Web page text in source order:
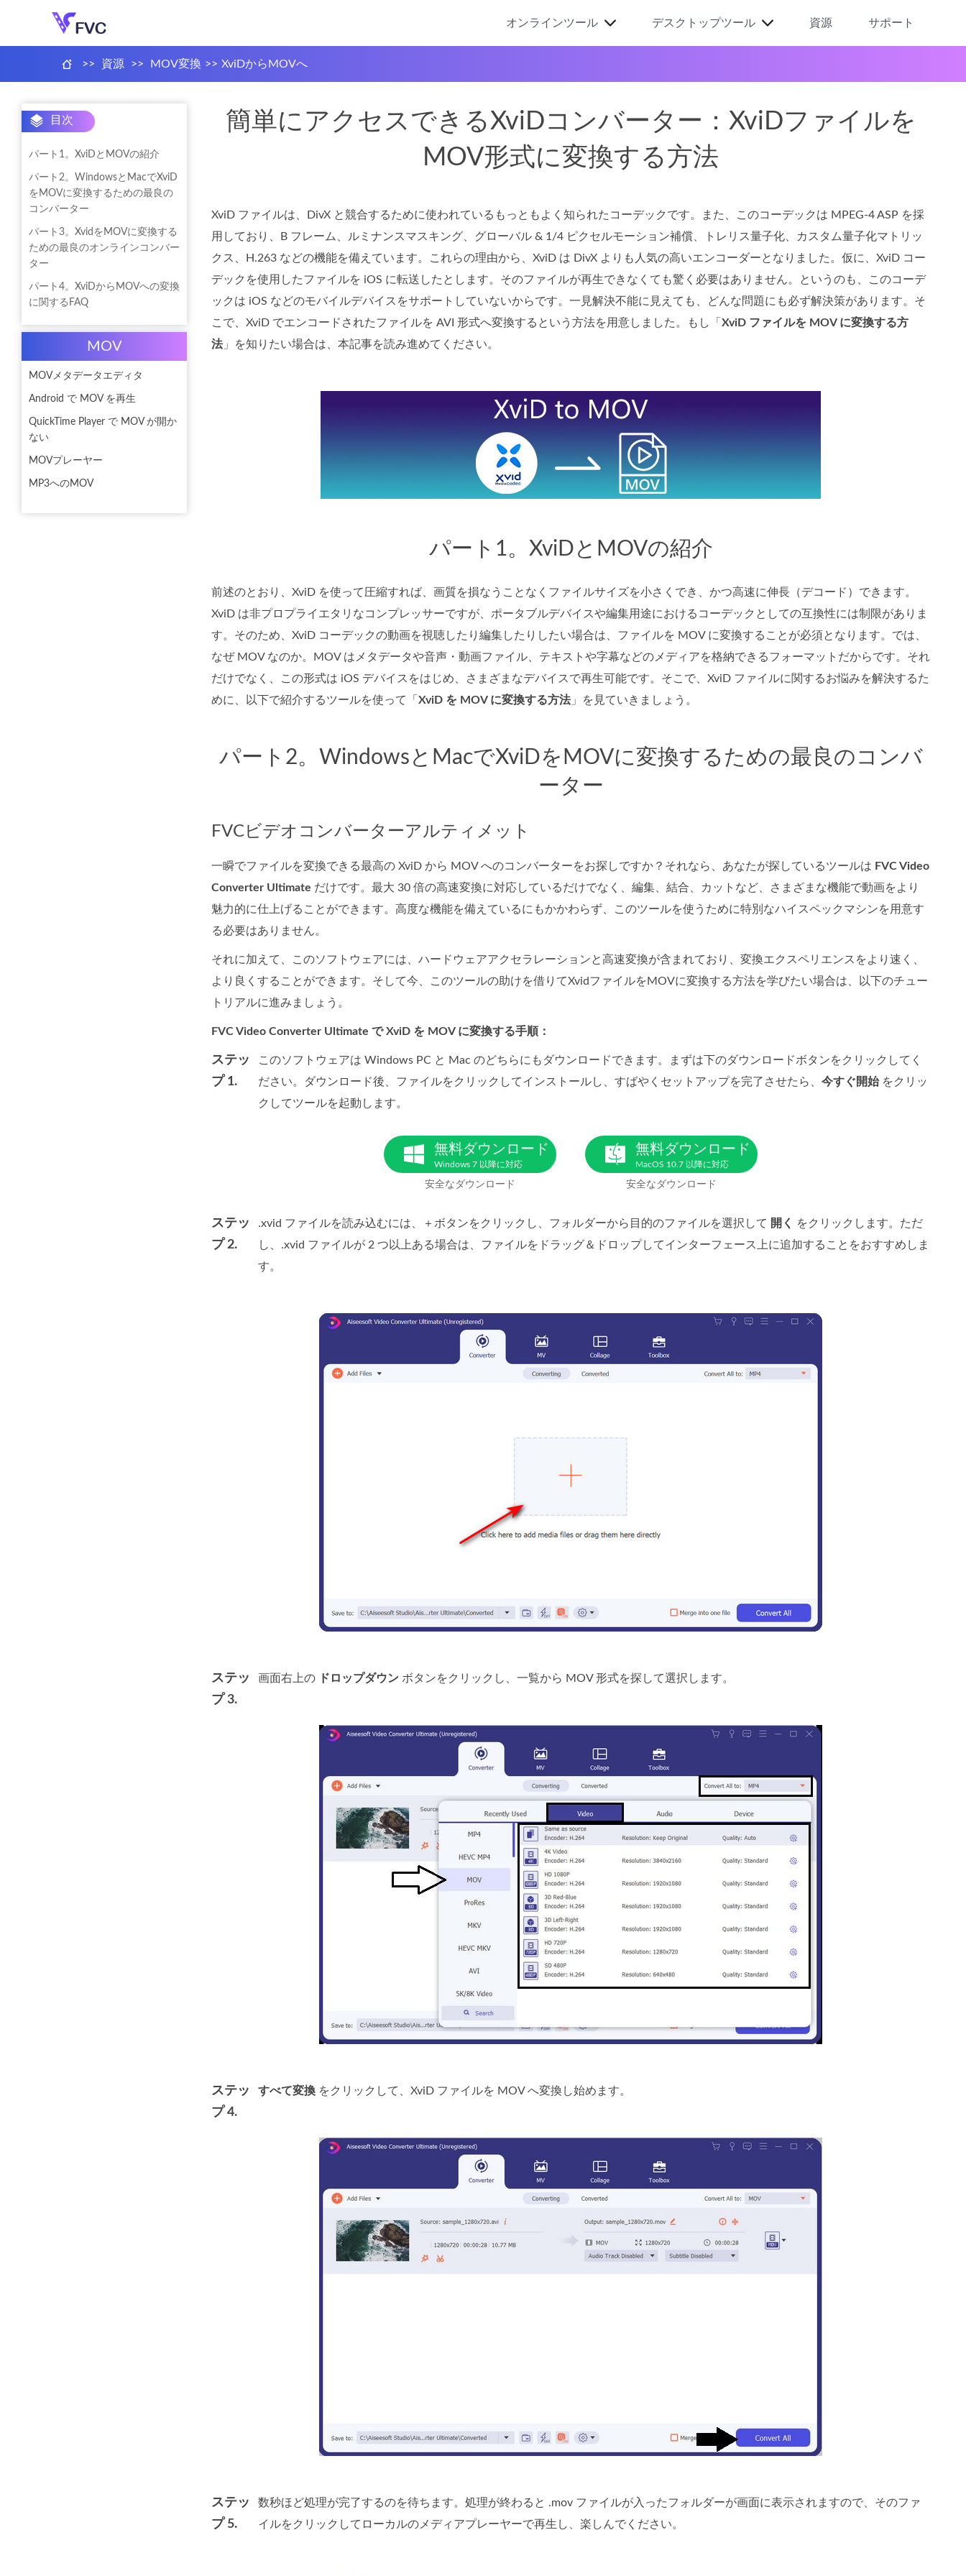
オンラインツール デスクトップツール 資源 サポート
>> 資源 >> MOV変換 >> XviDからMOVへ
目次
パート1。XviDとMOVの紹介
パート2。WindowsとMacでXviD
をMOVに変換するための最良の
コンバーター
パート3。XvidをMOVに変換する
ための最良のオンラインコンバー
ター
パート4。XviDからMOVへの変換
に関するFAQ
MOV
MOVメタデータエディタ
Android で MOV を再生
QuickTime Player で MOV が開か
ない
MOVプレーヤー
MP3へのMOV
簡単にアクセスできるXviDコンバーター：XviDファイルを
MOV形式に変換する方法
XviD ファイルは、DivX と競合するために使われているもっともよく知られたコーデックです。また、このコーデックは MPEG‑4 ASP を採
用しており、B フレーム、ルミナンスマスキング、グローバル & 1/4 ピクセルモーション補償、トレリス量子化、カスタム量子化マトリッ
クス、H.263 などの機能を備えています。これらの理由から、XviD は DivX よりも人気の高いエンコーダーとなりました。仮に、XviD コー
デックを使用したファイルを iOS に転送したとします。そのファイルが再生できなくても驚く必要はありません。というのも、このコーデ
ックは iOS などのモバイルデバイスをサポートしていないからです。一見解決不能に見えても、どんな問題にも必ず解決策があります。そ
こで、XviD でエンコードされたファイルを AVI 形式へ変換するという方法を用意しました。もし「 XviD ファイルを MOV に変換する方
法」を知りたい場合は、本記事を読み進めてください。
パート1。XviDとMOVの紹介
前述のとおり、XviD を使って圧縮すれば、画質を損なうことなくファイルサイズを小さくでき、かつ高速に伸長（デコード）できます。
XviD は非プロプライエタリなコンプレッサーですが、ポータブルデバイスや編集用途におけるコーデックとしての互換性には制限がありま
す。そのため、XviD コーデックの動画を視聴したり編集したりしたい場合は、ファイルを MOV に変換することが必須となります。では、
なぜ MOV なのか。MOV はメタデータや音声・動画ファイル、テキストや字幕などのメディアを格納できるフォーマットだからです。それ
だけでなく、この形式は iOS デバイスをはじめ、さまざまなデバイスで再生可能です。そこで、XviD ファイルに関するお悩みを解決するた
めに、以下で紹介するツールを使って「 XviD を MOV に変換する方法」を見ていきましょう。
パート2。WindowsとMacでXviDをMOVに変換するための最良のコンバ
ーター
FVCビデオコンバーターアルティメット
一瞬でファイルを変換できる最高の XviD から MOV へのコンバーターをお探しですか？それなら、あなたが探しているツールは FVC Video
Converter Ultimate だけです。最大 30 倍の高速変換に対応しているだけでなく、編集、結合、カットなど、さまざまな機能で動画をより
魅力的に仕上げることができます。高度な機能を備えているにもかかわらず、このツールを使うために特別なハイスペックマシンを用意す
る必要はありません。
それに加えて、このソフトウェアには、ハードウェアアクセラレーションと高速変換が含まれており、変換エクスペリエンスをより速く、
より良くすることができます。そして今、このツールの助けを借りてXvidファイルをMOVに変換する方法を学びたい場合は、以下のチュー
トリアルに進みましょう。
FVC Video Converter Ultimate で XviD を MOV に変換する手順：
ステッ
プ 1.
このソフトウェアは Windows PC と Mac のどちらにもダウンロードできます。まずは下のダウンロードボタンをクリックしてく
ださい。ダウンロード後、ファイルをクリックしてインストールし、すばやくセットアップを完了させたら、 今すぐ開始をクリッ
クしてツールを起動します。
無料ダウンロード
Windows 7 以降に対応
安全なダウンロード
無料ダウンロード
MacOS 10.7 以降に対応
安全なダウンロード
ステッ
プ 2.
.xvid ファイルを読み込むには、＋ボタンをクリックし、フォルダーから目的のファイルを選択して 開く
をクリックします。ただ
し、.xvid ファイルが 2 つ以上ある場合は、ファイルをドラッグ＆ドロップしてインターフェース上に追加することをおすすめしま
す。
ステッ
プ 3.
画面右上の ドロップダウン ボタンをクリックし、一覧から MOV 形式を探して選択します。
ステッ
プ 4.
すべて変換 をクリックして、XviD ファイルを MOV へ変換し始めます。
ステッ
プ 5.
数秒ほど処理が完了するのを待ちます。処理が終わると .mov ファイルが入ったフォルダーが画面に表示されますので、そのファ
イルをクリックしてローカルのメディアプレーヤーで再生し、楽しんでください。